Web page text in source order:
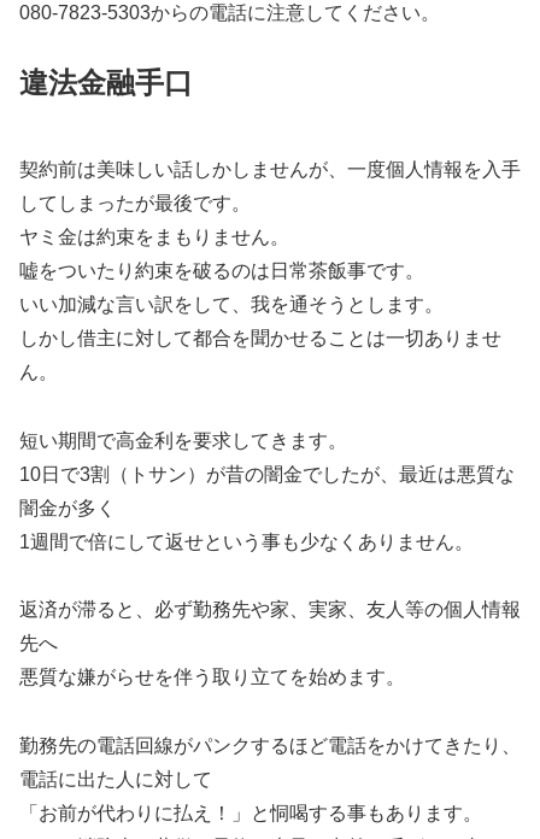
080-7823-5303からの電話に注意してください。
違法金融手口
契約前は美味しい話しかしませんが、一度個人情報を入手
してしまったが最後です。
ヤミ金は約束をまもりません。
嘘をついたり約束を破るのは日常茶飯事です。
いい加減な言い訳をして、我を通そうとします。
しかし借主に対して都合を聞かせることは一切ありませ
ん。
短い期間で高金利を要求してきます。
10日で3割（トサン）が昔の闇金でしたが、最近は悪質な
闇金が多く
1週間で倍にして返せという事も少なくありません。
返済が滞ると、必ず勤務先や家、実家、友人等の個人情報
先へ
悪質な嫌がらせを伴う取り立てを始めます。
勤務先の電話回線がパンクするほど電話をかけてきたり、
電話に出た人に対して
「お前が代わりに払え！」と恫喝する事もあります。